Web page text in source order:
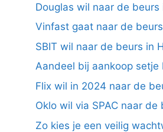
Douglas wil naar de
Vinfast gaat naar de
SBIT wil naar de beurs in
Aandeel bij aankoop setje
Flix wil in 2024 naar de
Oklo wil via SPAC naar de
Zo kies je een veilig